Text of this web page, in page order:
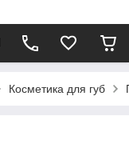
Косметика для губ